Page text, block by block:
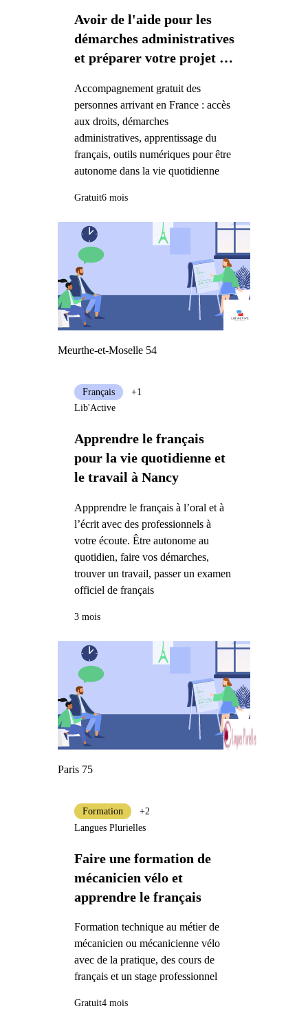
Avoir de l'aide pour les
démarches administratives
et préparer votre projet de
Accompagnement gratuit des
personnes arrivant en France : accès
aux droits, démarches
administratives, apprentissage du
français, outils numériques pour être
autonome dans la vie quotidienne
Gratuit6 mois
Meurthe-et-Moselle 54
Apprendre le français
pour la vie quotidienne et
le travail à Nancy
Appprendre le français à l’oral et à
l’écrit avec des professionnels à
votre écoute. Être autonome au
quotidien, faire vos démarches,
trouver un travail, passer un examen
officiel de français
Français
+1
Lib'Active
3 mois
Paris 75
Faire une formation de
mécanicien vélo et
apprendre le français
Formation technique au métier de
mécanicien ou mécanicienne vélo
avec de la pratique, des cours de
français et un stage professionnel
Formation
+2
Langues Plurielles
Gratuit4 mois